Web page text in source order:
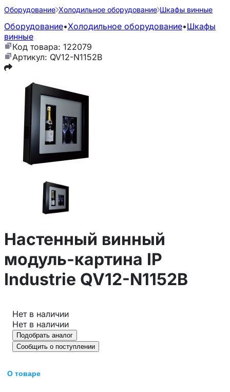
Оборудование Холодильное оборудование Шкафы винные
Оборудование•Холодильное оборудование•Шкафы
винные
Код товара: 122079
Артикул: QV12-N1152B
Настенный винный
модуль-картина IP
Industrie QV12-N1152B
Нет в наличии
Нет в наличии
Подобрать аналог
Сообщить о поступлении
О товаре